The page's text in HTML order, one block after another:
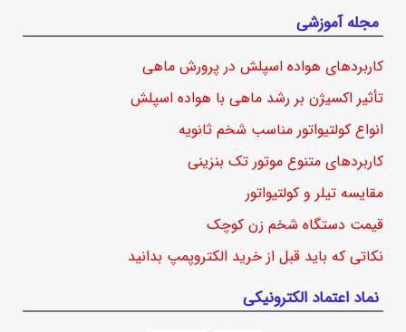
مجله آموزشی
کاربردهای هواده اسپلش در پرورش ماهی
تأثیر اکسیژن بر رشد ماهی با هواده اسپلش
انواع کولتیواتور مناسب شخم ثانویه
کاربردهای متنوع موتور تک بنزینی
مقایسه تیلر و کولتیواتور
قیمت دستگاه شخم زن کوچک
نکاتی که باید قبل از خرید الکتروپمپ بدانید
نماد اعتماد الکترونیکی